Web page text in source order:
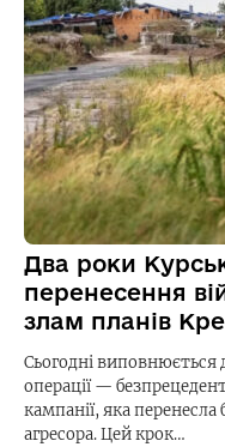
Два роки
перенесення
злам планів
Сьогодні виповнюється
операції —
кампанії, яка
агресора. Цей крок…